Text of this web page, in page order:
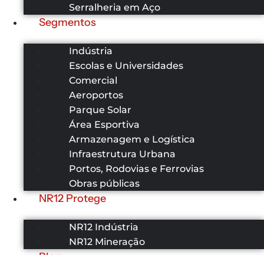
Serralheria em Aço
Segmentos
Indústria
Escolas e Universidades
Comercial
Aeroportos
Parque Solar
Área Esportiva
Armazenagem e Logística
Infraestrutura Urbana
Portos, Rodovias e Ferrovias
Obras públicas
NR12 Protege
NR12 Indústria
NR12 Mineração